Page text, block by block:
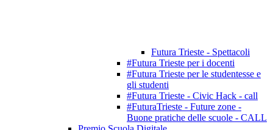
Futura Trieste - Spettacoli
#Futura Trieste per i docenti
#Futura Trieste per le studentesse e
gli studenti
#Futura Trieste - Civic Hack - call
#FuturaTrieste - Future zone -
Buone pratiche delle scuole - CALL